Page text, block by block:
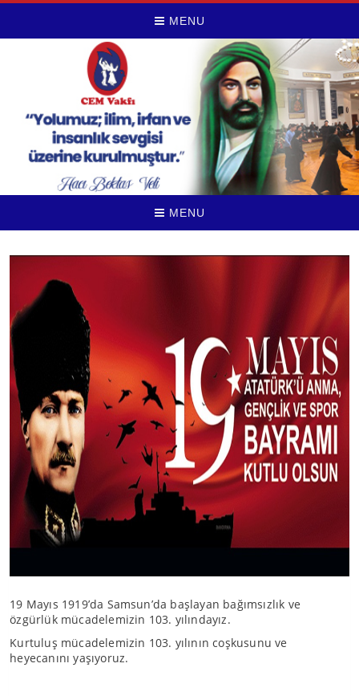
MENU
MENU
19 Mayıs 1919’da Samsun’da başlayan bağımsızlık ve
özgürlük mücadelemizin 103. yılındayız.
Kurtuluş mücadelemizin 103. yılının coşkusunu ve
heyecanını yaşıyoruz.